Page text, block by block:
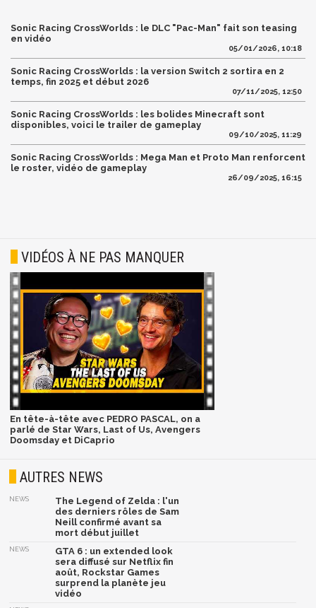
Sonic Racing CrossWorlds : le DLC "Pac-Man" fait son teasing
en vidéo
05/01/2026, 10:18
Sonic Racing CrossWorlds : la version Switch 2 sortira en 2
temps, fin 2025 et début 2026
07/11/2025, 12:50
Sonic Racing CrossWorlds : les bolides Minecraft sont
disponibles, voici le trailer de gameplay
09/10/2025, 11:29
Sonic Racing CrossWorlds : Mega Man et Proto Man renforcent
le roster, vidéo de gameplay
26/09/2025, 16:15
VIDÉOS À NE PAS MANQUER
En tête-à-tête avec PEDRO PASCAL, on a
parlé de Star Wars, Last of Us, Avengers
Doomsday et DiCaprio
AUTRES NEWS
NEWS
The Legend of Zelda : l'un
des derniers rôles de Sam
Neill confirmé avant sa
mort début juillet
NEWS
GTA 6 : un extended look
sera diffusé sur Netflix fin
août, Rockstar Games
surprend la planète jeu
vidéo